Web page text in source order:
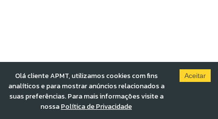
Olá cliente APMT, utilizamos cookies com fins
analíticos e para mostrar anúncios relacionados a
suas preferências. Para mais informações visite a
nossaPolítica de Privacidade
Aceitar